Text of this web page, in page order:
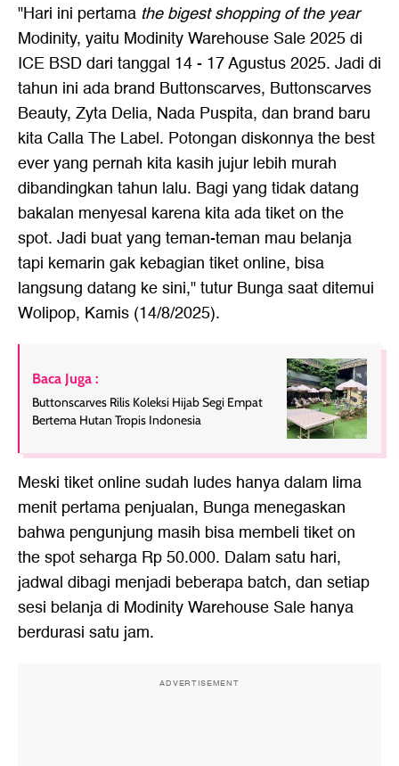
"Hari ini pertama the bigest shopping of the year
Modinity, yaitu Modinity Warehouse Sale 2025 di
ICE BSD dari tanggal 14 - 17 Agustus 2025. Jadi di
tahun ini ada brand Buttonscarves, Buttonscarves
Beauty, Zyta Delia, Nada Puspita, dan brand baru
kita Calla The Label. Potongan diskonnya the best
ever yang pernah kita kasih jujur lebih murah
dibandingkan tahun lalu. Bagi yang tidak datang
bakalan menyesal karena kita ada tiket on the
spot. Jadi buat yang teman-teman mau belanja
tapi kemarin gak kebagian tiket online, bisa
langsung datang ke sini," tutur Bunga saat ditemui
Wolipop, Kamis (14/8/2025).
Baca Juga :
Buttonscarves Rilis Koleksi Hijab Segi Empat
Bertema Hutan Tropis Indonesia
Meski tiket online sudah ludes hanya dalam lima
menit pertama penjualan, Bunga menegaskan
bahwa pengunjung masih bisa membeli tiket on
the spot seharga Rp 50.000. Dalam satu hari,
jadwal dibagi menjadi beberapa batch, dan setiap
sesi belanja di Modinity Warehouse Sale hanya
berdurasi satu jam.
ADVERTISEMENT